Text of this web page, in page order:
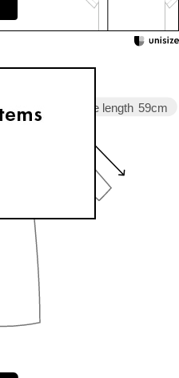
Sleeve length 59cm